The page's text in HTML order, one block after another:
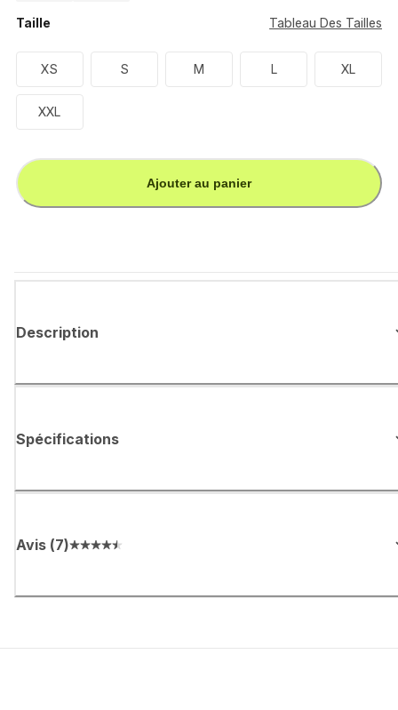
Taille Tableau Des Tailles
XS S M L XL
XXL
Ajouter au panier
Description
Spécifications
Avis (7)